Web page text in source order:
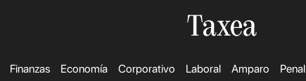
Finanzas Economía Corporativo Laboral Amparo Penal